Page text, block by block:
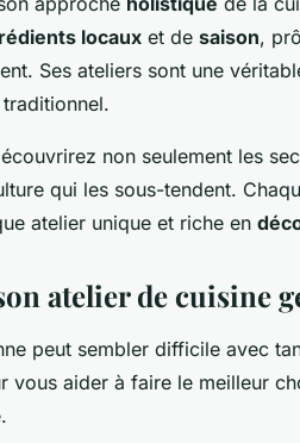
locaux et de saison,
Ses ateliers sont une
traditionnel.
non seulement les
qui les sous-tendent.
atelier unique et riche en
atelier de cuisine
peut sembler difficile avec
vous aider à faire le meilleur